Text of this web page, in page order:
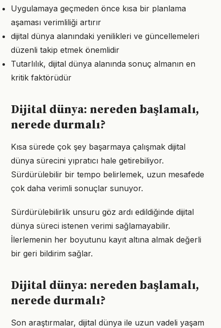
Uygulamaya geçmeden önce kısa bir planlama
aşaması verimliliği artırır
dijital dünya alanındaki yenilikleri ve güncellemeleri
düzenli takip etmek önemlidir
Tutarlılık, dijital dünya alanında sonuç almanın en
kritik faktörüdür
Dijital dünya: nereden başlamalı,
nerede durmalı?
Kısa sürede çok şey başarmaya çalışmak dijital
dünya sürecini yıpratıcı hale getirebiliyor.
Sürdürülebilir bir tempo belirlemek, uzun mesafede
çok daha verimli sonuçlar sunuyor.
Sürdürülebilirlik unsuru göz ardı edildiğinde dijital
dünya süreci istenen verimi sağlamayabilir.
İlerlemenin her boyutunu kayıt altına almak değerli
bir geri bildirim sağlar.
Dijital dünya: nereden başlamalı,
nerede durmalı?
Son araştırmalar, dijital dünya ile uzun vadeli yaşam